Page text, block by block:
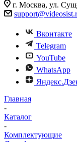
г. Москва, ул.
Вконтакте
Telegram
YouTube
WhatsApp
Главная
-
Каталог
-
Комплектующие